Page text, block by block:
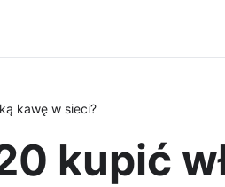
kawę w sieci?
kupić